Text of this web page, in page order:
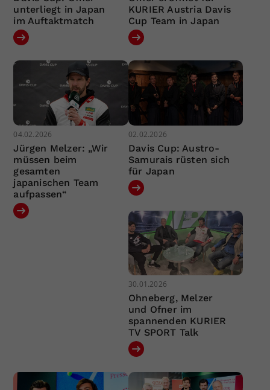
unterliegt in Japan
im Auftaktmatch
KURIER Austria Davis
Cup Team in Japan
04.02.2026
Jürgen Melzer: „Wir
müssen beim
gesamten
japanischen Team
aufpassen“
02.02.2026
Davis Cup: Austro-
Samurais rüsten sich
für Japan
30.01.2026
Ohneberg, Melzer
und Ofner im
spannenden KURIER
TV SPORT Talk